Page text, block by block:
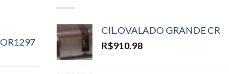
CIL.OVALADO GRANDE CR
R$910.98